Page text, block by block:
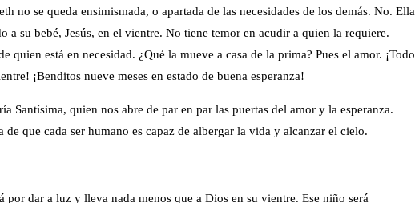
no se queda ensimismada, o apartada de las necesidades de los demás. No. Ella
a su bebé, Jesús, en el vientre. No tiene temor en acudir a quien la requiere.
está en necesidad. ¿Qué la mueve a casa de la prima? Pues el amor. ¡Todo
¡Benditos nueve meses en estado de buena esperanza!
Santísima, quien nos abre de par en par las puertas del amor y la esperanza.
que cada ser humano es capaz de albergar la vida y alcanzar el cielo.
dar a luz y lleva nada menos que a Dios en su vientre. Ese niño será